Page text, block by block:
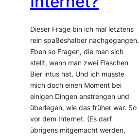
Dieser Frage bin ich mal letztens
rein spaßeshalber nachgegangen.
Eben so Fragen, die man sich
stellt, wenn man zwei Flaschen
Bier intus hat. Und ich musste
mich doch einen Moment bei
einigen Dingen anstrengen und
überlegen, wie das früher war. So
vor dem Internet. (Es darf
übrigens mitgemacht werden,